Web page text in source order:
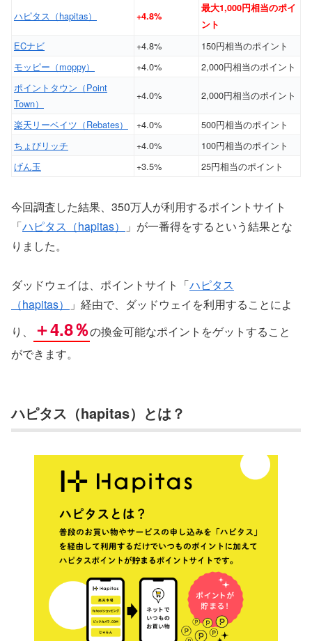
ハピタス（hapitas） +4.8%
最大1,000円相当のポイ
ント
ECナビ +4.8%
150円相当のポイント
モッピー（moppy）
+4.0%
2,000円相当のポイント
ポイントタウン（Point
Town）
+4.0% 2,000円相当のポイント
楽天リーベイツ（Rebates） +4.0%
500円相当のポイント
ちょびリッチ
+4.0%
100円相当のポイント
げん玉
+3.5% 25円相当のポイント
今回調査した結果、350万人が利用するポイントサイト
「ハピタス（hapitas）
」が一番得をするという結果とな
りました。
ダッドウェイは、ポイントサイト「ハピタス
（hapitas）
」経由で、ダッドウェイを利用することによ
り、
＋4.8％の換金可能なポイントをゲットすること
ができます。
ハピタス（hapitas）とは？